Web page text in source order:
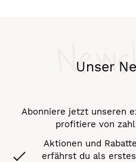
Unser
Abonniere jetzt unseren
profitiere von
Aktionen und
erfährst du als